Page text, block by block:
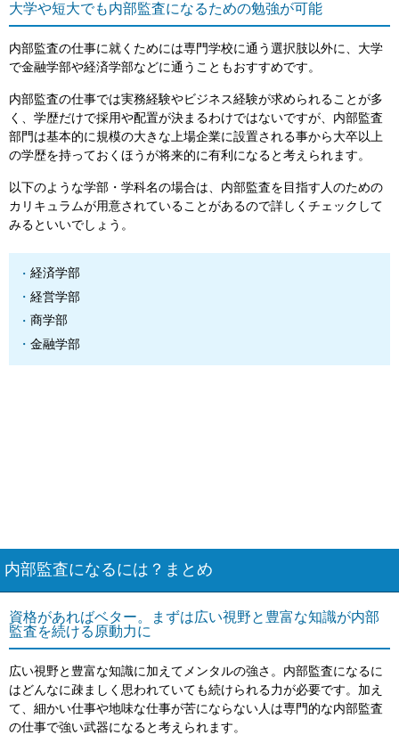
大学や短大でも内部監査になるための勉強が可能
内部監査の仕事に就くためには専門学校に通う選択肢以外に、大学
で金融学部や経済学部などに通うこともおすすめです。
内部監査の仕事では実務経験やビジネス経験が求められることが多
く、学歴だけで採用や配置が決まるわけではないですが、内部監査
部門は基本的に規模の大きな上場企業に設置される事から大卒以上
の学歴を持っておくほうが将来的に有利になると考えられます。
以下のような学部・学科名の場合は、内部監査を目指す人のための
カリキュラムが用意されていることがあるので詳しくチェックして
みるといいでしょう。
経済学部
経営学部
商学部
金融学部
内部監査になるには？まとめ
資格があればベター。まずは広い視野と豊富な知識が内部
監査を続ける原動力に
広い視野と豊富な知識に加えてメンタルの強さ。内部監査になるに
はどんなに疎ましく思われていても続けられる力が必要です。加え
て、細かい仕事や地味な仕事が苦にならない人は専門的な内部監査
の仕事で強い武器になると考えられます。